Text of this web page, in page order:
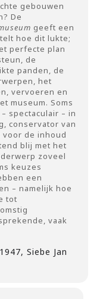
gebouwen
De
geeft een
hoe dit lukte;
perfecte plan
de
panden, de
het
vervoeren en
museum. Soms
spectaculair – in
conservator van
de inhoud
blij met het
zoveel
keuzes
een
– namelijk hoe
tot
vaak
Siebe Jan